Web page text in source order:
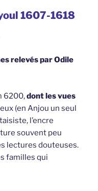
1607-1618
relevés par Odile
6200,dont les vues
(en Anjou un seul
l’encre
souvent peu
lectures douteuses.
familles qui